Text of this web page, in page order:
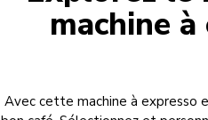
machine
Avec cette machine à expresso